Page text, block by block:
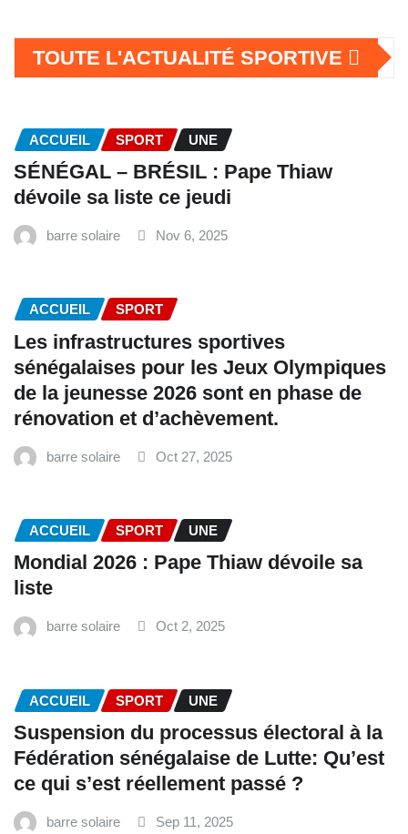
TOUTE L'ACTUALITÉ SPORTIVE
ACCUEIL SPORT UNE
SÉNÉGAL – BRÉSIL : Pape Thiaw
dévoile sa liste ce jeudi
barre solaire Nov 6, 2025
ACCUEIL SPORT
Les infrastructures sportives
sénégalaises pour les Jeux Olympiques
de la jeunesse 2026 sont en phase de
rénovation et d’achèvement.
barre solaire Oct 27, 2025
ACCUEIL SPORT UNE
Mondial 2026 : Pape Thiaw dévoile sa
liste
barre solaire Oct 2, 2025
ACCUEIL SPORT UNE
‎Suspension du processus électoral à la
Fédération sénégalaise de Lutte: Qu’est
ce qui s’est réellement passé ? ‎‎
barre solaire Sep 11, 2025